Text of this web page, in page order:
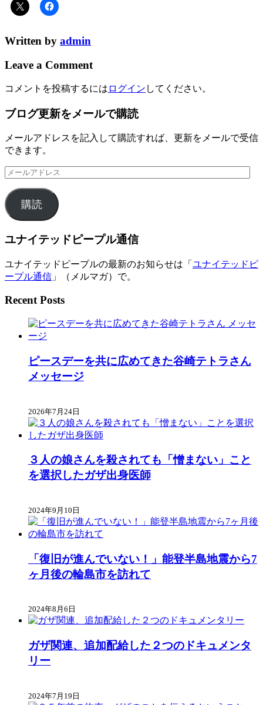
Written by admin
Leave a Comment
コメントを投稿するには ログイン してください。
ブログ更新をメールで購読
メールアドレスを記入して購読すれば、更新をメールで受信
できます。
メ
ル
ア
ド
ス
購読
ユナイテッドピープル通信
ユナイテッドピープルの最新のお知らせは「 ユナイテッドピ
ープル通信 」（メルマガ）で。
Recent Posts
ピースデーを共に広めてきた谷崎テトラさん
メッセージ
2026年7月24日
３人の娘さんを殺されても「憎まない」こと
を選択したガザ出身医師
2024年9月10日
「復旧が進んでいない！」能登半島地震から7
ヶ月後の輪島市を訪れて
2024年8月6日
ガザ関連、追加配給した２つのドキュメンタ
リー
2024年7月19日